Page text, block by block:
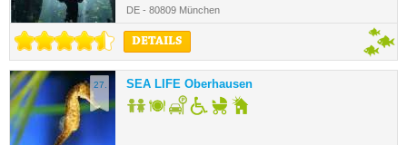
DE - 80809 München
DETAILS
27. SEA LIFE Oberhausen